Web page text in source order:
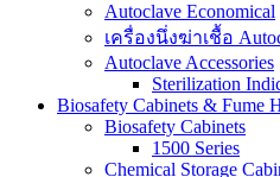
Autoclave Economical
เครื่องนึ่งฆ่าเชื้อ
Autoclave Accessories
Sterilization
Biosafety Cabinets & Fume
Biosafety Cabinets
1500 Series
Chemical Storage